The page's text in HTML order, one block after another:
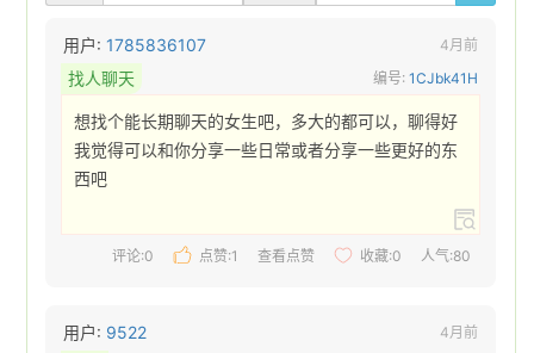
用户: 1785836107 4月前
找人聊天 编号:1CJbk41H
想找个能长期聊天的女生吧，多大的都可以，聊得好
我觉得可以和你分享一些日常或者分享一些更好的东
西吧
评论:0 点赞:1 查看点赞 收藏:0 人气:80
用户: 9522 4月前